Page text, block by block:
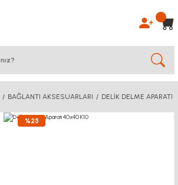
BAĞLANTI AKSESUARLARI DELİK DELME APARATI
%25